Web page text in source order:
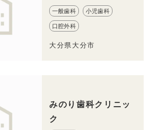
一般歯科 小児歯科
口腔外科
大分県大分市
みのり歯科クリニッ
ク